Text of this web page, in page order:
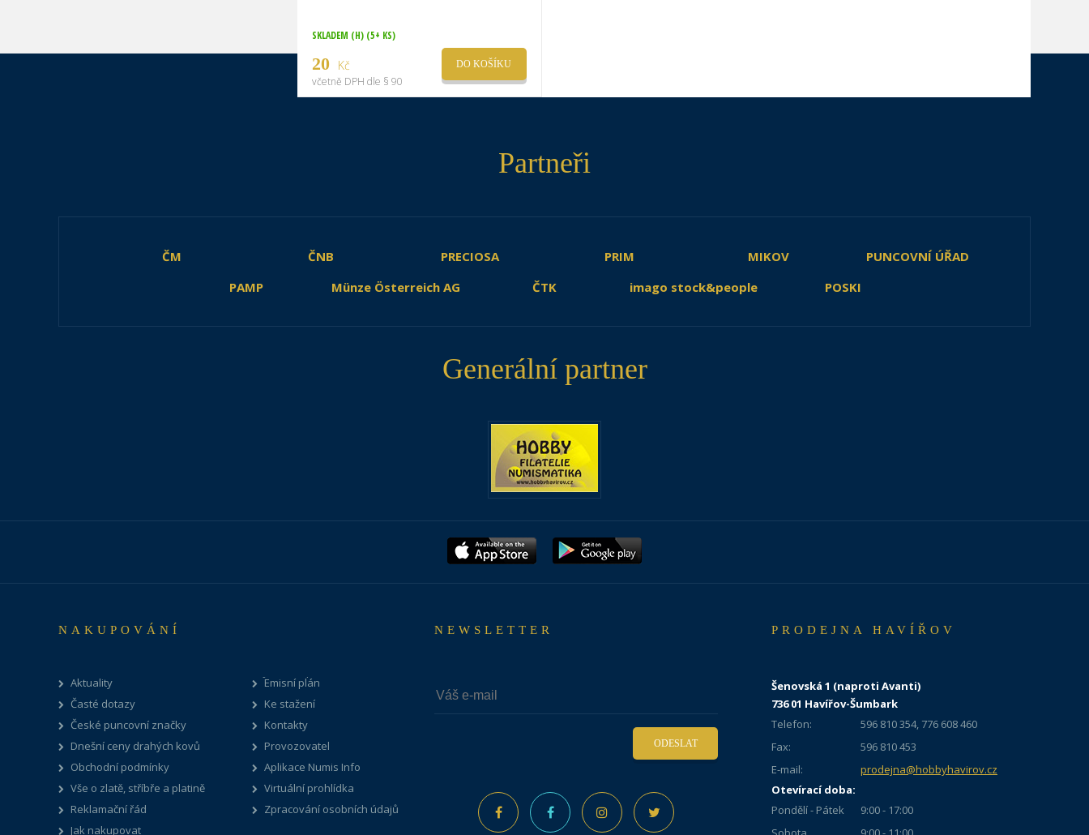
SKLADEM (H) (5+ KS)
20 Kč
včetně DPH dle § 90
DO KOŠÍKU
Partneři
ČM ČNB PRECIOSA PRIM MIKOV
PUNCOVNÍ ÚŘAD
PAMP
Münze Österreich AG ČTK imago stock&people POSKI
Generální partner
NAKUPOVÁNÍ
Aktuality
Časté dotazy
České puncovní značky
Dnešní ceny drahých kovů
Obchodní podmínky
Vše o zlatě, stříbře a platině
Reklamační řád
Jak nakupovat
Emisní plán
Ke stažení
Kontakty
Provozovatel
Aplikace Numis Info
Virtuální prohlídka
Zpracování osobních údajů
NEWSLETTER
ODESLAT
PRODEJNA HAVÍŘOV
Šenovská 1 (naproti Avanti)
736 01 Havířov-Šumbark
Telefon:
596 810 354, 776 608 460
Fax:
596 810 453
E-mail:
prodejna@hobbyhavirov.cz
Otevírací doba:
Pondělí - Pátek
9:00 - 17:00